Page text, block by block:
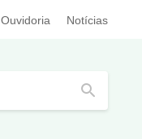
Ouvidoria Notícias
search